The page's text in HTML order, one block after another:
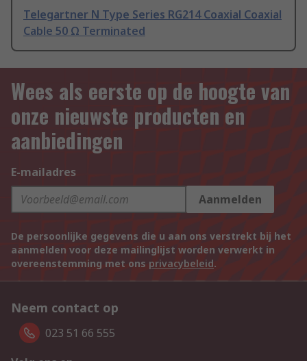
Telegartner N Type Series RG214 Coaxial Coaxial
Cable 50 Ω Terminated
Wees als eerste op de hoogte van
onze nieuwste producten en
aanbiedingen
E-mailadres
Aanmelden
De persoonlijke gegevens die u aan ons verstrekt bij het
aanmelden voor deze mailinglijst worden verwerkt in
overeenstemming met ons privacybeleid.
Neem contact op
023 51 66 555